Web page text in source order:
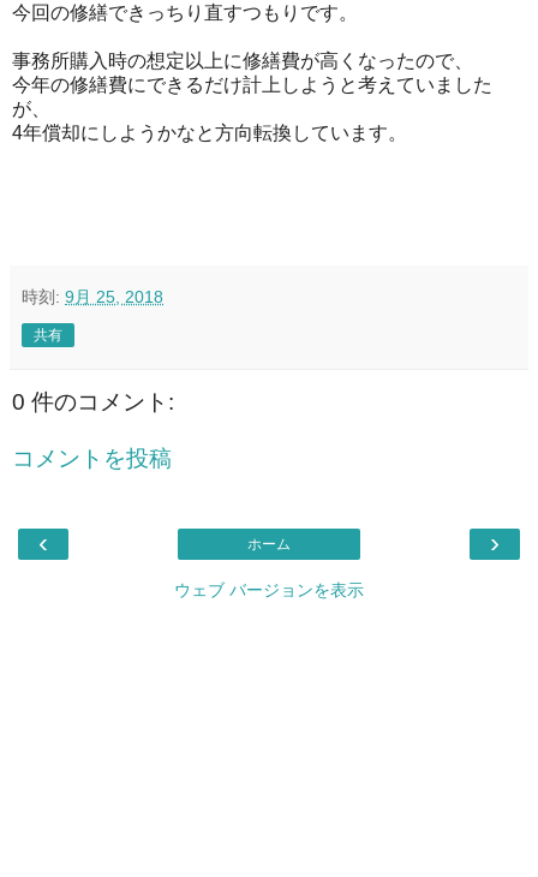
今回の修繕できっちり直すつもりです。
事務所購入時の想定以上に修繕費が高くなったので、
今年の修繕費にできるだけ計上しようと考えていました
が、
4年償却にしようかなと方向転換しています。
時刻: 9月 25, 2018
共有
0 件のコメント:
コメントを投稿
‹ ›
ホーム
ウェブ バージョンを表示